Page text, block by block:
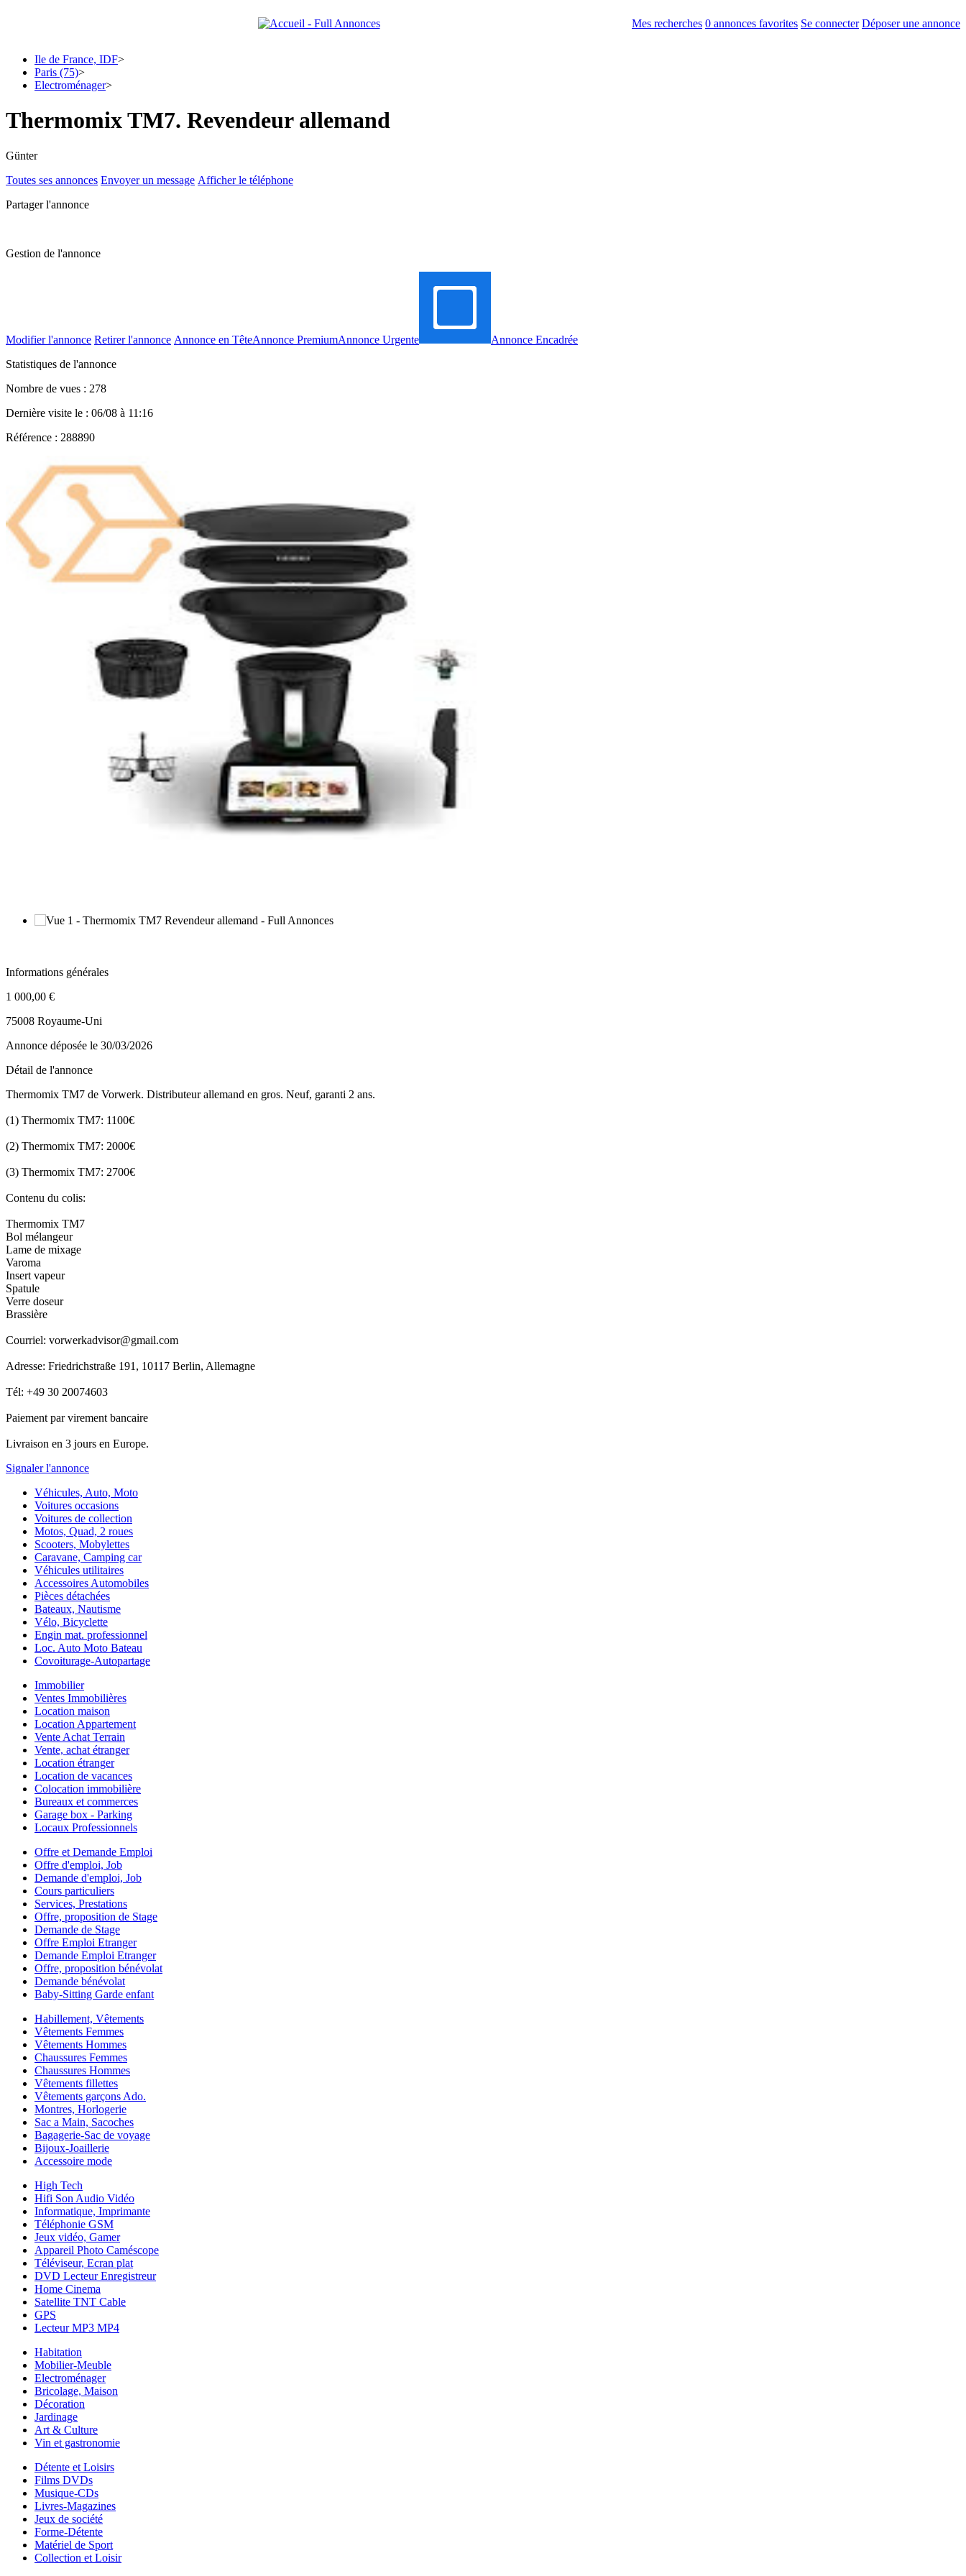
Mes recherches 0 annonces favorites Se connecter Déposer une annonce
Ile de France, IDF>
Paris (75)>
Electroménager>
Thermomix TM7. Revendeur allemand
Günter
Toutes ses annonces Envoyer un message Afficher le téléphone
Partager l'annonce
Gestion de l'annonce
Modifier l'annonce Retirer l'annonce Annonce en TêteAnnonce PremiumAnnonce Urgente
Annonce Encadrée
Statistiques de l'annonce
Nombre de vues : 278
Dernière visite le : 06/08 à 11:16
Référence : 288890
Informations générales
1 000,00 €
75008 Royaume-Uni
Annonce déposée le 30/03/2026
Détail de l'annonce
Thermomix TM7 de Vorwerk. Distributeur allemand en gros. Neuf, garanti 2 ans.
(1) Thermomix TM7: 1100€
(2) Thermomix TM7: 2000€
(3) Thermomix TM7: 2700€
Contenu du colis:
Thermomix TM7
Bol mélangeur
Lame de mixage
Varoma
Insert vapeur
Spatule
Verre doseur
Brassière
Courriel: vorwerkadvisor@gmail.com
Adresse: Friedrichstraße 191, 10117 Berlin, Allemagne
Tél: +49 30 20074603
Paiement par virement bancaire
Livraison en 3 jours en Europe.
Signaler l'annonce
Véhicules, Auto, Moto
Voitures occasions
Voitures de collection
Motos, Quad, 2 roues
Scooters, Mobylettes
Caravane, Camping car
Véhicules utilitaires
Accessoires Automobiles
Pièces détachées
Bateaux, Nautisme
Vélo, Bicyclette
Engin mat. professionnel
Loc. Auto Moto Bateau
Covoiturage-Autopartage
Immobilier
Ventes Immobilières
Location maison
Location Appartement
Vente Achat Terrain
Vente, achat étranger
Location étranger
Location de vacances
Colocation immobilière
Bureaux et commerces
Garage box - Parking
Locaux Professionnels
Offre et Demande Emploi
Offre d'emploi, Job
Demande d'emploi, Job
Cours particuliers
Services, Prestations
Offre, proposition de Stage
Demande de Stage
Offre Emploi Etranger
Demande Emploi Etranger
Offre, proposition bénévolat
Demande bénévolat
Baby-Sitting Garde enfant
Habillement, Vêtements
Vêtements Femmes
Vêtements Hommes
Chaussures Femmes
Chaussures Hommes
Vêtements fillettes
Vêtements garçons Ado.
Montres, Horlogerie
Sac a Main, Sacoches
Bagagerie-Sac de voyage
Bijoux-Joaillerie
Accessoire mode
High Tech
Hifi Son Audio Vidéo
Informatique, Imprimante
Téléphonie GSM
Jeux vidéo, Gamer
Appareil Photo Caméscope
Téléviseur, Ecran plat
DVD Lecteur Enregistreur
Home Cinema
Satellite TNT Cable
GPS
Lecteur MP3 MP4
Habitation
Mobilier-Meuble
Electroménager
Bricolage, Maison
Décoration
Jardinage
Art & Culture
Vin et gastronomie
Détente et Loisirs
Films DVDs
Musique-CDs
Livres-Magazines
Jeux de société
Forme-Détente
Matériel de Sport
Collection et Loisir